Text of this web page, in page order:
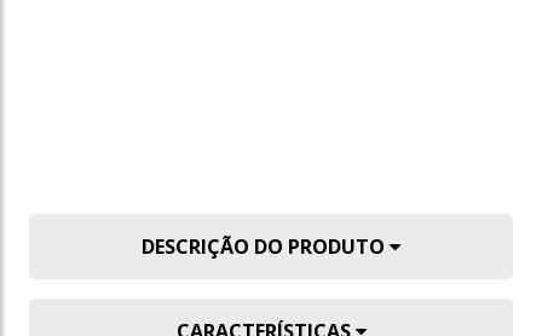
DESCRIÇÃO DO PRODUTO
CARACTERÍSTICAS